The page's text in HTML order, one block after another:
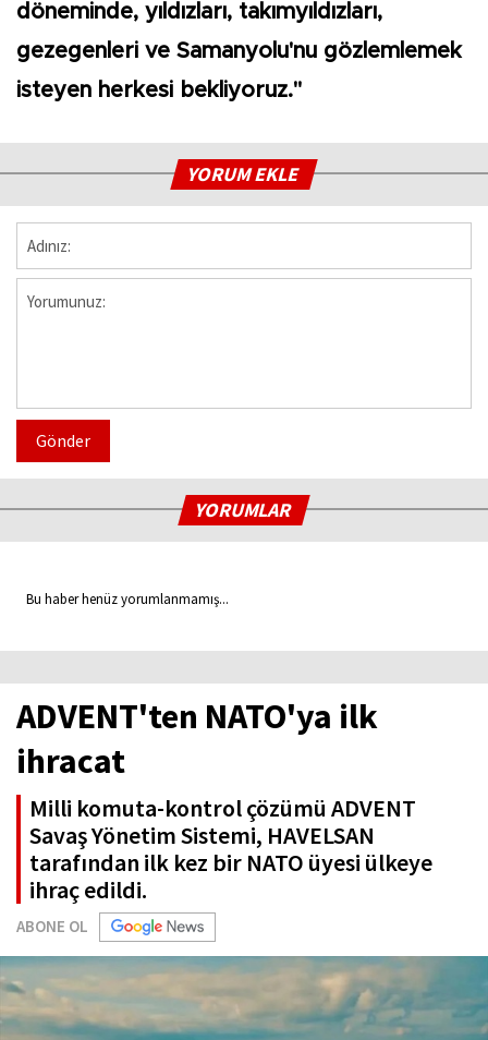
döneminde, yıldızları, takımyıldızları,
gezegenleri ve Samanyolu'nu gözlemlemek
isteyen herkesi bekliyoruz."
YORUM EKLE
Gönder
YORUMLAR
Bu haber henüz yorumlanmamış...
ADVENT'ten NATO'ya ilk
ihracat
Milli komuta-kontrol çözümü ADVENT
Savaş Yönetim Sistemi, HAVELSAN
tarafından ilk kez bir NATO üyesi ülkeye
ihraç edildi.
ABONE OL